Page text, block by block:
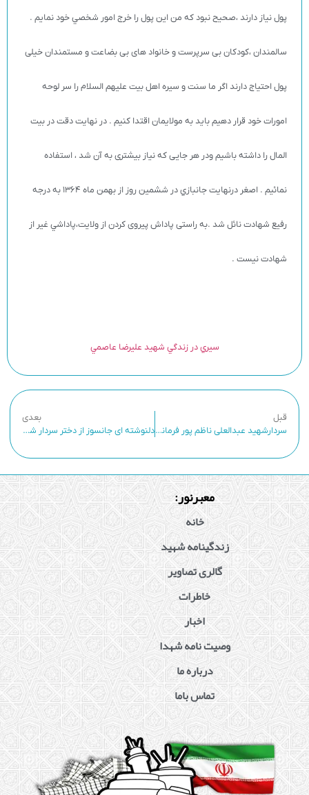
پول نياز دارند ،صحيح نبود كه من اين پول را خرج امور شخصي خود نمايم .
سالمندان ،کودکان بی سرپرست و خانواد های بی بضاعت و مستمندان خیلی
پول احتیاج دارند اگر ما سنت و سیره اهل بیت علیهم السلام را سر لوحه
امورات خود قرار دهیم باید به مولایمان اقتدا کنیم . در نهایت دقت در بیت
المال را داشته باشیم ودر هر جایی كه نياز بیشتری به آن شد ، استفاده
نمائيم . اصغر درنهايت جانبازي در ششمين روز از بهمن ماه 1364 به درجه
رفيع شهادت نائل شد .به راستی پاداش پیروی کردن از ولایت،پاداشي غير از
شهادت نيست .
سيري در زندگي شهيد عليرضا عاصمي
قبل
سردارشهید عبدالعلی ناظم پور فرمانده گردان تخريب لشكر 33 المهدي (عج)
بعدی
دلنوشته ای جانسوز از دختر سردار شهید محمد رحیم بردبار فرمانده تخریب لشکر 25 کربلا
معبرنور:
خانه
زندگینامه شهید
گالری تصاویر
خاطرات
اخبار
وصیت نامه شهدا
درباره ما
تماس باما